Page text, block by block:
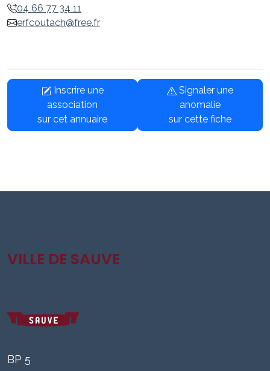
04 66 77 34 11
erfcoutach@free.fr
Inscrire une
association
sur cet annuaire
Signaler une
anomalie
sur cette fiche
VILLE DE SAUVE
BP 5